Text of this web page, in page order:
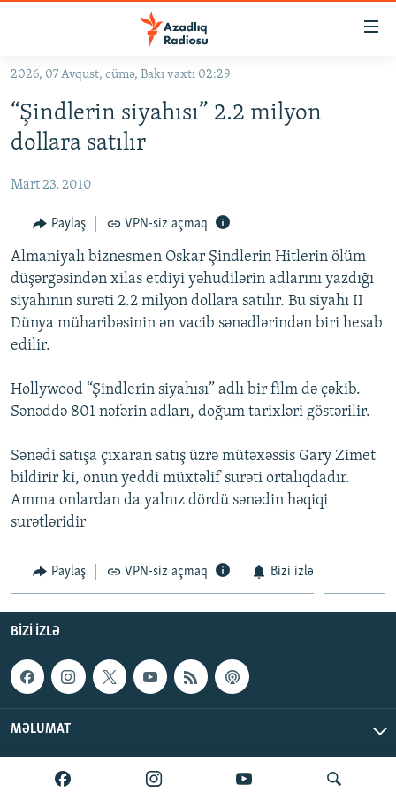
Əsas
qayıt
Əsas
qayıt
#İZAHLA
#ƏSLINDƏ
FƏRQƏ BAX
QANUNI DOĞRU
ARAŞDIRMA
MULTIMEDIA
VIDEO
FOTOQALEREYA
İNFOQRAFIKA
KARIKATURA
RADIO ARXIV
OXU ZALI
AZƏRBAYCAN ƏDƏBIYYATI KITABXANASI
İSLAM VƏ DEMOKRATIYA
İZ - MƏDƏNIYYƏT PROQRAMI
HAQQIMIZDA
MISSIYAMIZ
PEŞƏ ETIKASI VƏ JURNALISTIKA STANDARTLARIMIZ
MATERIALLARIMIZDAN ISTIFADƏ
AZADLIQRADIOSU MOBIL TELEFONUNUZDA
XƏBƏR BÜLLETENLƏRIMIZ
RFE/RL-in bütün saytları
2026, 07 Avqust, cümə, Bakı vaxtı 02:29
“Şindlerin siyahısı” 2.2 milyon
dollara satılır
Mart 23, 2010
Paylaş VPN-siz açmaq
Almaniyalı biznesmen Oskar Şindlerin Hitlerin ölüm
düşərgəsindən xilas etdiyi yəhudilərin adlarını yazdığı
siyahının surəti 2.2 milyon dollara satılır. Bu siyahı II
Dünya müharibəsinin ən vacib sənədlərindən biri hesab
edilir.
Hollywood “Şindlerin siyahısı” adlı bir film də çəkib.
Sənəddə 801 nəfərin adları, doğum tarixləri göstərilir.
Sənədi satışa çıxaran satış üzrə mütəxəssis Gary Zimet
bildirir ki, onun yeddi müxtəlif surəti ortalıqdadır.
Amma onlardan da yalnız dördü sənədin həqiqi
surətləridir
Paylaş VPN-siz açmaq Bizi izlə
BIZI IZLƏ
MƏLUMAT
AzadlıqRadiosu © 2026 Inc. | Bütün hüquqlar qorunur